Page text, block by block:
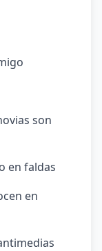
son
en faldas
en